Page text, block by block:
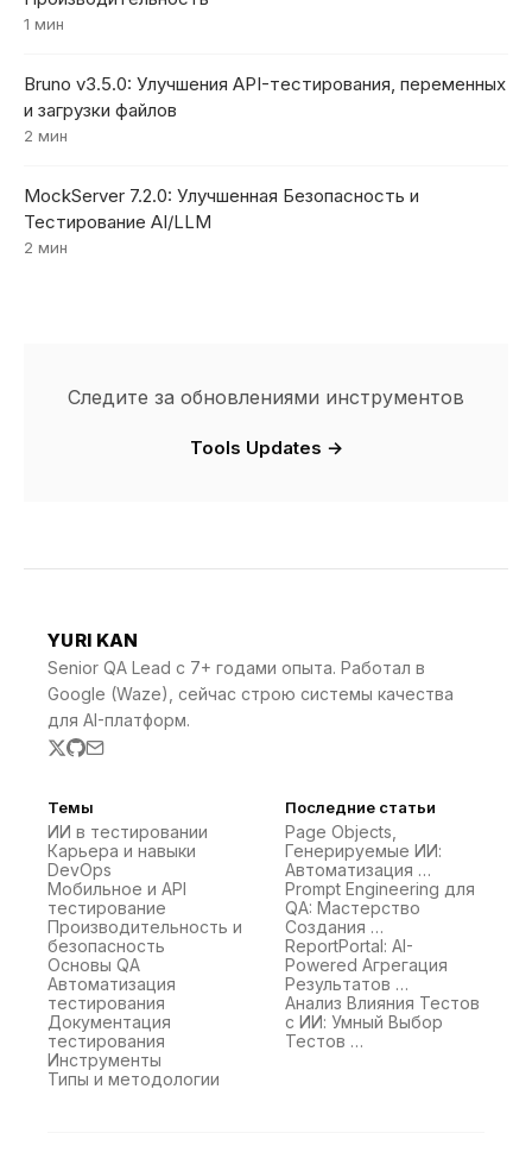
1 мин
Bruno v3.5.0: Улучшения API-тестирования, переменных
и загрузки файлов
2 мин
MockServer 7.2.0: Улучшенная Безопасность и
Тестирование AI/LLM
2 мин
Следите за обновлениями инструментов
Tools Updates →
YURI KAN
Senior QA Lead с 7+ годами опыта. Работал в
Google (Waze), сейчас строю системы качества
для AI-платформ.
Темы
ИИ в тестировании
Карьера и навыки
DevOps
Мобильное и API
тестирование
Производительность и
безопасность
Основы QA
Автоматизация
тестирования
Документация
тестирования
Инструменты
Типы и методологии
Последние статьи
Page Objects,
Генерируемые ИИ:
Автоматизация …
Prompt Engineering для
QA: Мастерство
Создания …
ReportPortal: AI-
Powered Агрегация
Результатов …
Анализ Влияния Тестов
с ИИ: Умный Выбор
Тестов …